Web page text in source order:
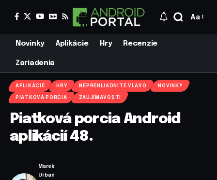
Aa
Novinky Aplikácie Hry Recenzie
Zariadenia
APLIKÁCIE HRY NEPREHLIADNITE VLAVO NOVINKY
PIATKOVÁ PORCIA ZAUJÍMAVOSTI
Piatková porcia Android
aplikácií 48.
Marek
Urban